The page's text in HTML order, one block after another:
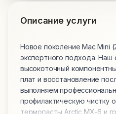
Описание услуги
Новое поколение Mac Mini
экспертного подхода. Наш
высокоточный
плат и восстановление
выполняем
профилактическую чистку
термопасты Arctic MX-6 и